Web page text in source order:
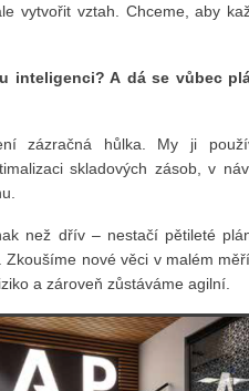
vytvořit vztah. Chceme, aby
inteligenci? A dá se vůbec
zázračná hůlka. My ji
skladových zásob, v
než dřív – nestačí pětileté
nové věci v malém
a zároveň zůstáváme agilní.